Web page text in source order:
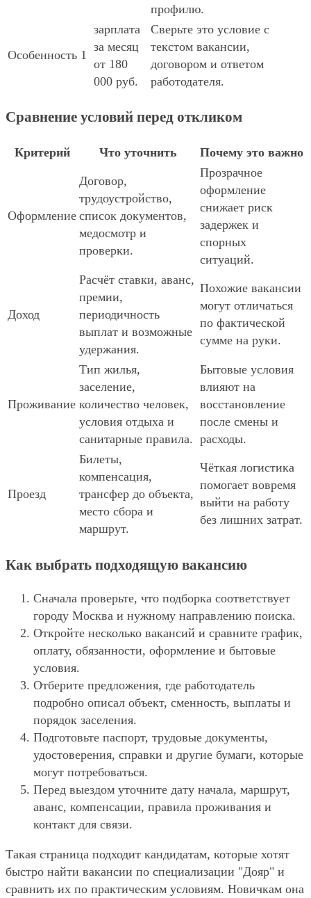
профилю.
Особенность 1
зарплата
за месяц
от 180
000 руб.
Сверьте это условие с
текстом вакансии,
договором и ответом
работодателя.
Сравнение условий перед откликом
Критерий Что уточнить Почему это важно
Оформление
Договор,
трудоустройство,
список документов,
медосмотр и
проверки.
Прозрачное
оформление
снижает риск
задержек и
спорных
ситуаций.
Доход
Расчёт ставки, аванс,
премии,
периодичность
выплат и возможные
удержания.
Похожие вакансии
могут отличаться
по фактической
сумме на руки.
Проживание
Тип жилья,
заселение,
количество человек,
условия отдыха и
санитарные правила.
Бытовые условия
влияют на
восстановление
после смены и
расходы.
Проезд
Билеты,
компенсация,
трансфер до объекта,
место сбора и
маршрут.
Чёткая логистика
помогает вовремя
выйти на работу
без лишних затрат.
Как выбрать подходящую вакансию
Сначала проверьте, что подборка соответствует
городу Москва и нужному направлению поиска.
Откройте несколько вакансий и сравните график,
оплату, обязанности, оформление и бытовые
условия.
Отберите предложения, где работодатель
подробно описал объект, сменность, выплаты и
порядок заселения.
Подготовьте паспорт, трудовые документы,
удостоверения, справки и другие бумаги, которые
могут потребоваться.
Перед выездом уточните дату начала, маршрут,
аванс, компенсации, правила проживания и
контакт для связи.
Такая страница подходит кандидатам, которые хотят
быстро найти вакансии по специализации "Дояр" и
сравнить их по практическим условиям. Новичкам она